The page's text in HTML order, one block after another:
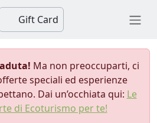
Gift Card
Ma non preoccuparti, ci
speciali ed esperienze
Dai un’occhiata qui: Le
di Ecoturismo per te!